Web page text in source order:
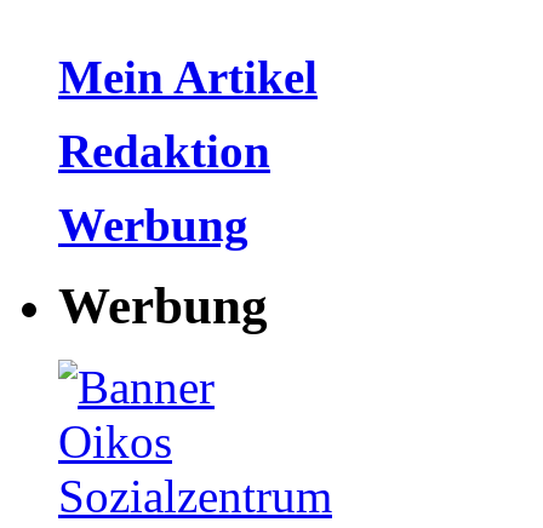
Mein Artikel
Redaktion
Werbung
Werbung